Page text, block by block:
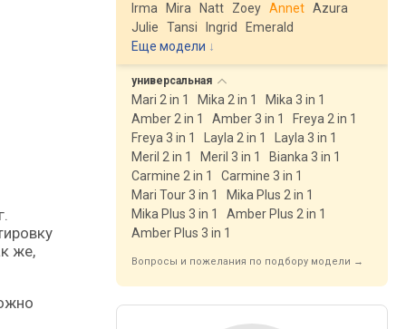
же,
Irma
Mira Natt Zoey Annet Azura
Julie
Tansi Ingrid
Emerald
Еще модели ↓
универсальная
Mari 2 in 1 Mika 2 in 1
Mika 3 in 1
Amber 2 in 1
Amber 3 in 1
Freya 2 in 1
Freya 3 in 1
Layla 2 in 1
Layla 3 in 1
Meril 2 in 1
Meril 3 in 1
Bianka 3 in 1
Carmine 2 in 1
Carmine 3 in 1
Mari Tour 3 in 1
Mika Plus 2 in 1
Mika Plus 3 in 1
Amber Plus 2 in 1
Amber Plus 3 in 1
Вопросы и пожелания по подбору модели →